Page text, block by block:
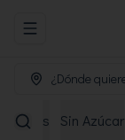
Abrir menu de
¿Dónde
Sin Azúcar